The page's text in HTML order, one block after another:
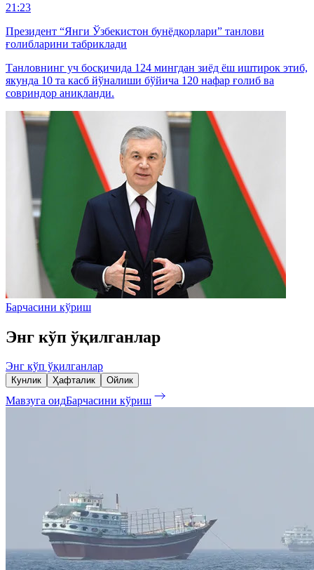
21:23
Президент “Янги Ўзбекистон бунёдкорлари” танлови
ғолибларини табриклади
Танловнинг уч босқичида 124 мингдан зиёд ёш иштирок этиб,
якунда 10 та касб йўналиши бўйича 120 нафар ғолиб ва
совриндор аниқланди.
Барчасини кўриш
Энг кўп ўқилганлар
Энг кўп ўқилганлар
Кунлик Ҳафталик Ойлик
Мавзуга оидБарчасини кўриш